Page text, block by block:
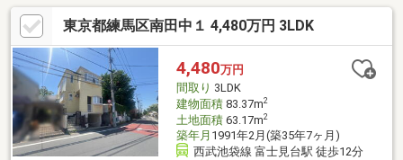
替え（断熱材全交換）☆建具全交換☆システムキッチン新規交換
☆ユニットバス新規交換☆温水洗浄便座付きトイレ新規交換☆洗
面台新規交換☆室内全部屋クロス新規交換☆床新規張替《物件の
特徴》・全室フローリング・洗濯機置場・火災警報器（報知機）
東京都練馬区南田中１ 4,480万円 3LDK
4,480万円
間取り 3LDK
建物面積83.37m2
土地面積63.17m2
築年月 1991年2月(築35年7ヶ月)
西武池袋線 富士見台駅 徒歩12分